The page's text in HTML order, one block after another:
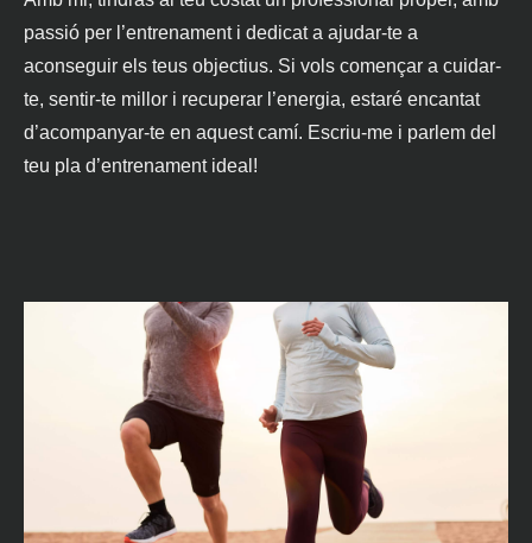
passió per l’entrenament i dedicat a ajudar-te a
aconseguir els teus objectius. Si vols començar a cuidar-
te, sentir-te millor i recuperar l’energia, estaré encantat
d’acompanyar-te en aquest camí. Escriu-me i parlem del
teu pla d’entrenament ideal!